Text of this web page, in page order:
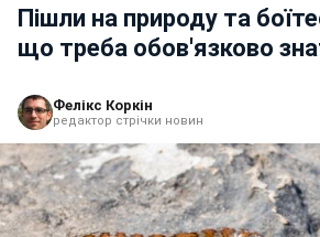
Пішли на природу та
що треба обов'язково
Фелікс Коркін
редактор стрічки новин